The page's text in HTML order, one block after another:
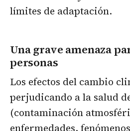
límites de adaptación.
Una grave amenaza
personas
Los efectos del cambio
perjudicando a la salud
(contaminación
enfermedades,